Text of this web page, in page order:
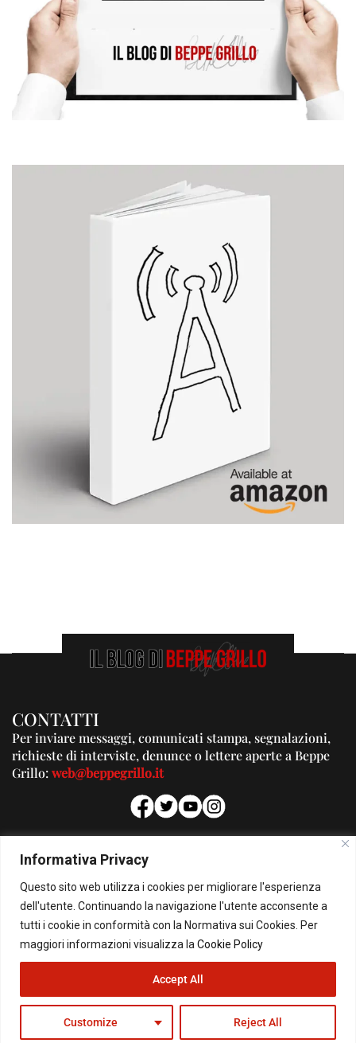
Informativa Privacy
Questo sito web utilizza i cookies per migliorare l'esperienza
dell'utente. Continuando la navigazione l'utente acconsente a
tutti i cookie in conformità con la Normativa sui Cookies. Per
maggiori informazioni visualizza la Cookie Policy
Customize Reject All
Accept All
CONTATTI
Per inviare messaggi, comunicati stampa, segnalazioni,
richieste di interviste, denunce o lettere aperte a Beppe
Grillo:web@beppegrillo.it
PUBBLICITA'
Per la tua pubblicità su questo Blog:
pubblicita@beppegrillo.it
© Copyright 2026 - Il Blog di Beppe Grillo. All Rights Reserved - Powered by
happygrafic.com